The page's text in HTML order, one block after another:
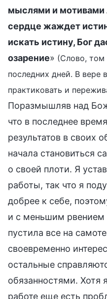
мыслями и мотивами
сердце жаждет
искать истину, Бог
озарение» (Слово, том
последних дней. В вере
практиковать и
Поразмышляв над
что в последнее
результатов в своих
начала становиться
о своей плоти. Я
работы, так что я
добрее к себе,
и с меньшим рвением
пустила все на
своевременно
остальные
обязанностями. Хотя
работе еще есть